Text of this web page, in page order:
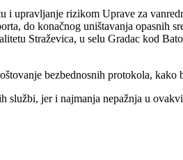
rizikom Uprave za
do konačnog uništavanja opasnih
Straževica, u selu Gradac kod
bezbednosnih protokola,
jer i najmanja nepažnja u